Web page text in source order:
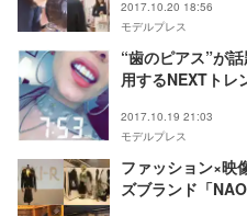
2017.10.20 18:56
モデルプレス
“歯のピアス”が
用するNEXTトレ
2017.10.19 21:03
モデルプレス
ファッション×
ズブランド「